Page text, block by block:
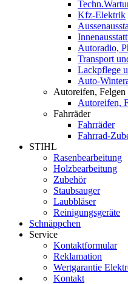
Kfz-Elektrik
Autoradio,
Transport
Lackpflege
Auto-
Autoreifen, Felgen
Autoreifen,
Fahrräder
Fahrräder
Fahrrad-
STIHL
Rasenbearbeitung
Holzbearbeitung
Zubehör
Staubsauger
Laubbläser
Reinigungsgeräte
Schnäppchen
Service
Kontaktformular
Reklamation
Wertgarantie
Kontakt